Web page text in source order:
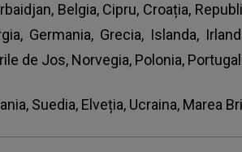
Belgia, Cipru, Croația,
Germania, Grecia, Islanda,
de Jos, Norvegia, Polonia,
Suedia, Elveția, Ucraina, Marea